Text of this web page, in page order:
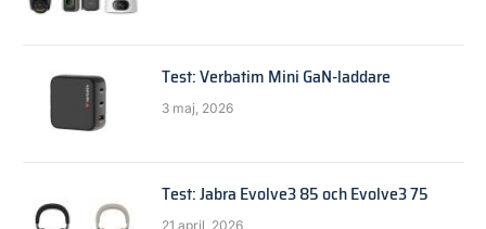
Test: Verbatim Mini GaN-laddare
3 maj, 2026
Test: Jabra Evolve3 85 och Evolve3 75
21 april, 2026